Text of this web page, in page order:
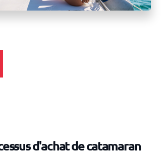
d'achat de catamaran